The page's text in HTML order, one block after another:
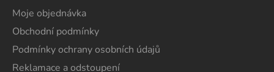
Moje objednávka
Obchodní podmínky
Podmínky ochrany osobních údajů
Reklamace a odstoupení